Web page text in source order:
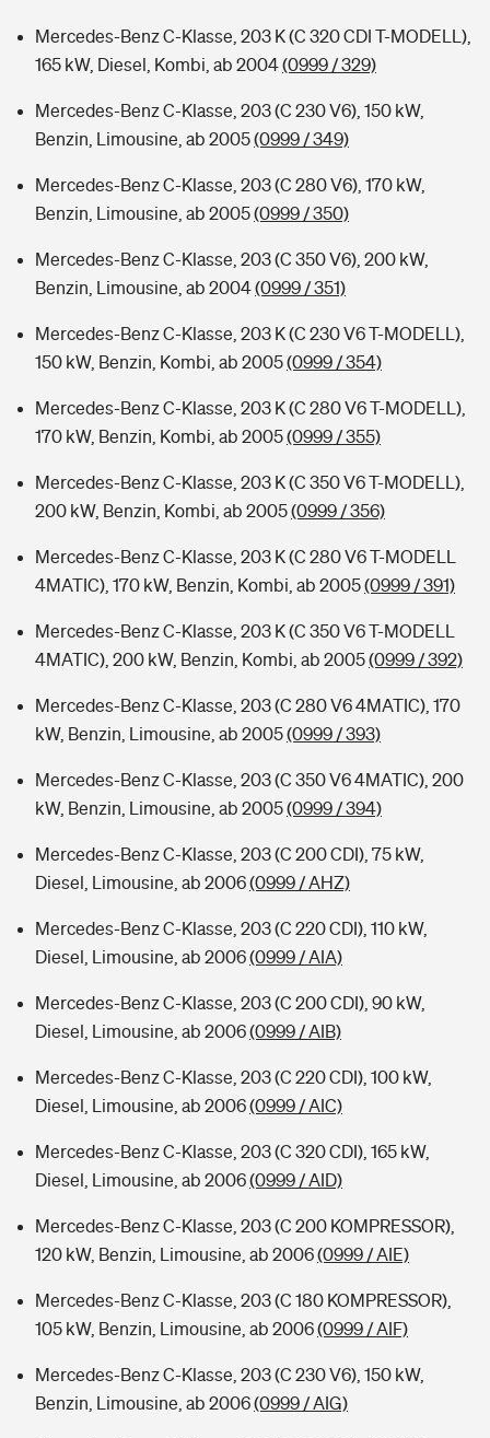
Mercedes-Benz C-Klasse, 203 K (C 320 CDI T-MODELL),
165 kW, Diesel, Kombi, ab 2004(0999 / 329)
Mercedes-Benz C-Klasse, 203 (C 230 V6), 150 kW,
Benzin, Limousine, ab 2005(0999 / 349)
Mercedes-Benz C-Klasse, 203 (C 280 V6), 170 kW,
Benzin, Limousine, ab 2005(0999 / 350)
Mercedes-Benz C-Klasse, 203 (C 350 V6), 200 kW,
Benzin, Limousine, ab 2004(0999 / 351)
Mercedes-Benz C-Klasse, 203 K (C 230 V6 T-MODELL),
150 kW, Benzin, Kombi, ab 2005(0999 / 354)
Mercedes-Benz C-Klasse, 203 K (C 280 V6 T-MODELL),
170 kW, Benzin, Kombi, ab 2005(0999 / 355)
Mercedes-Benz C-Klasse, 203 K (C 350 V6 T-MODELL),
200 kW, Benzin, Kombi, ab 2005(0999 / 356)
Mercedes-Benz C-Klasse, 203 K (C 280 V6 T-MODELL
4MATIC), 170 kW, Benzin, Kombi, ab 2005(0999 / 391)
Mercedes-Benz C-Klasse, 203 K (C 350 V6 T-MODELL
4MATIC), 200 kW, Benzin, Kombi, ab 2005(0999 / 392)
Mercedes-Benz C-Klasse, 203 (C 280 V6 4MATIC), 170
kW, Benzin, Limousine, ab 2005(0999 / 393)
Mercedes-Benz C-Klasse, 203 (C 350 V6 4MATIC), 200
kW, Benzin, Limousine, ab 2005(0999 / 394)
Mercedes-Benz C-Klasse, 203 (C 200 CDI), 75 kW,
Diesel, Limousine, ab 2006(0999 / AHZ)
Mercedes-Benz C-Klasse, 203 (C 220 CDI), 110 kW,
Diesel, Limousine, ab 2006(0999 / AIA)
Mercedes-Benz C-Klasse, 203 (C 200 CDI), 90 kW,
Diesel, Limousine, ab 2006(0999 / AIB)
Mercedes-Benz C-Klasse, 203 (C 220 CDI), 100 kW,
Diesel, Limousine, ab 2006(0999 / AIC)
Mercedes-Benz C-Klasse, 203 (C 320 CDI), 165 kW,
Diesel, Limousine, ab 2006(0999 / AID)
Mercedes-Benz C-Klasse, 203 (C 200 KOMPRESSOR),
120 kW, Benzin, Limousine, ab 2006(0999 / AIE)
Mercedes-Benz C-Klasse, 203 (C 180 KOMPRESSOR),
105 kW, Benzin, Limousine, ab 2006(0999 / AIF)
Mercedes-Benz C-Klasse, 203 (C 230 V6), 150 kW,
Benzin, Limousine, ab 2006(0999 / AIG)